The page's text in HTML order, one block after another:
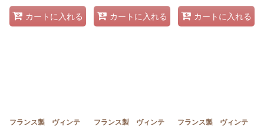
カートに入れる カートに入れる カートに入れる
フランス製 ヴィンテ
フランス製 ヴィンテ
フランス製 ヴィンテ